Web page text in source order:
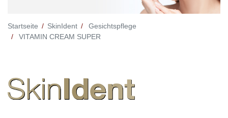
Startseite SkinIdent
Gesichtspflege
VITAMIN CREAM SUPER